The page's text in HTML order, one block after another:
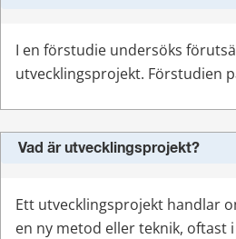
I en förstudie undersöks
utvecklingsprojekt. Förstudien
Vad är utvecklingsprojekt?
Ett utvecklingsprojekt handlar
en ny metod eller teknik, oftast